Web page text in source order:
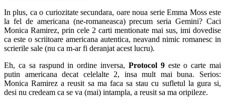
In plus, ca o curiozitate secundara, oare noua serie Emma Moss este
la fel de americana (ne-romaneasca) precum seria Gemini? Caci
Monica Ramirez, prin cele 2 carti mentionate mai sus, imi dovedise
ca este o scriitoare americana autentica, neavand nimic romanesc in
scrierile sale (nu ca m-ar fi deranjat acest lucru).
Eh, ca sa raspund in ordine inversa, Protocol 9este o carte mai
putin americana decat celelalte 2, insa mult mai buna. Serios:
Monica Ramirez a reusit sa ma faca sa stau cu sufletul la gura si,
desi nu credeam ca se va (mai) intampla, a reusit sa ma oripileze.